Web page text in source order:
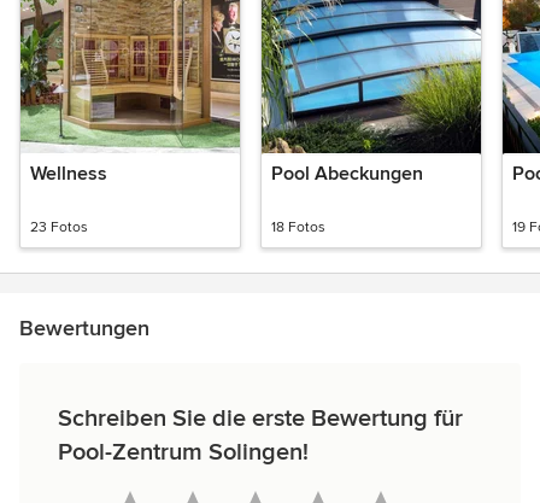
Wellness
23 Fotos
Pool Abeckungen
18 Fotos 19
Bewertungen
Schreiben Sie die erste Bewertung für
Pool-Zentrum Solingen!